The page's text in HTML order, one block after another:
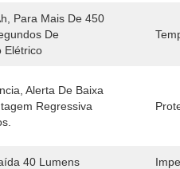
Para Mais De 450
De
Elétrico
Alerta De Baixa
Regressiva
40 Lumens